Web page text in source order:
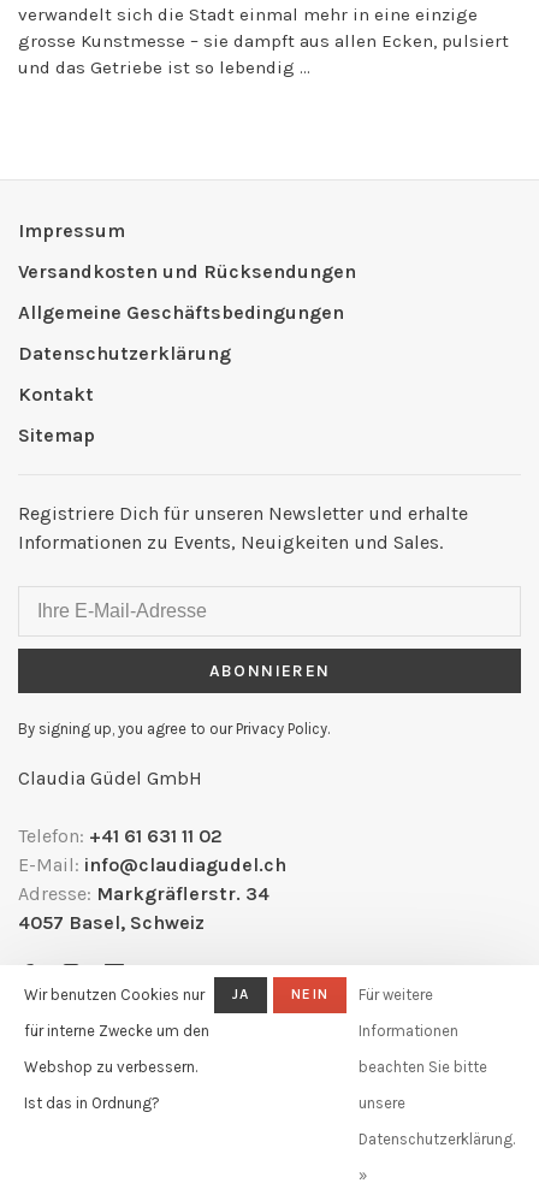
verwandelt sich die Stadt einmal mehr in eine einzige
grosse Kunstmesse – sie dampft aus allen Ecken, pulsiert
und das Getriebe ist so lebendig ...
Impressum
Versandkosten und Rücksendungen
Allgemeine Geschäftsbedingungen
Datenschutzerklärung
Kontakt
Sitemap
Registriere Dich für unseren Newsletter und erhalte
Informationen zu Events, Neuigkeiten und Sales.
ABONNIEREN
By signing up, you agree to our Privacy Policy.
Claudia Güdel GmbH
Telefon: +41 61 631 11 02
E-Mail: info@claudiagudel.ch
Adresse: Markgräflerstr. 34
4057 Basel, Schweiz
Wir benutzen Cookies nur
für interne Zwecke um den
Webshop zu verbessern.
Ist das in Ordnung?
JA NEIN
Für weitere
Informationen
beachten Sie bitte
unsere
Datenschutzerklärung.
»